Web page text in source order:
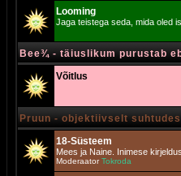
Looming
Jaga teistega seda, mida oled
Bee¾ - täiuslikum purustab
Võitlus
Pruun - objektiivselt
18-Süsteem
Mees ja Naine. Inimese kirjeldus.
ModeraatorTokroda